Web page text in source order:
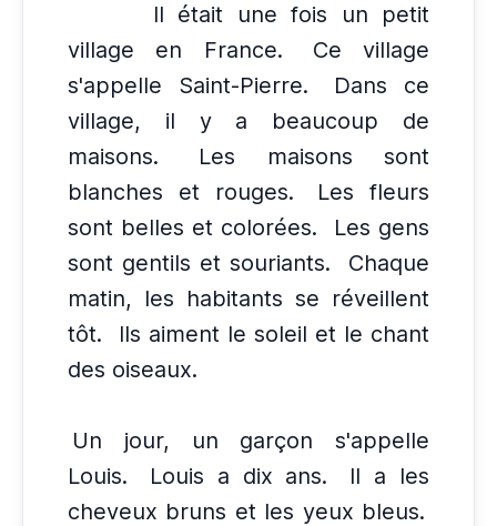
Il était une fois un petit
village en France.
Ce village
s'appelle Saint-Pierre.
Dans ce
village, il y a beaucoup de
maisons.
Les maisons sont
blanches et rouges.
Les fleurs
sont belles et colorées.
Les gens
sont gentils et souriants.
Chaque
matin, les habitants se réveillent
tôt.
Ils aiment le soleil et le chant
des oiseaux.
Un jour, un garçon s'appelle
Louis.
Louis a dix ans.
Il a les
cheveux bruns et les yeux bleus.